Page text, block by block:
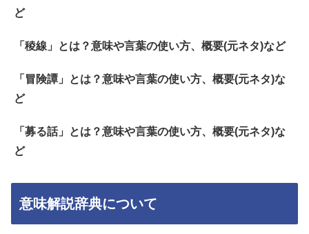
ど
「稜線」とは？意味や言葉の使い方、概要(元ネタ)など
「冒険譚」とは？意味や言葉の使い方、概要(元ネタ)な
ど
「募る話」とは？意味や言葉の使い方、概要(元ネタ)な
ど
意味解説辞典について